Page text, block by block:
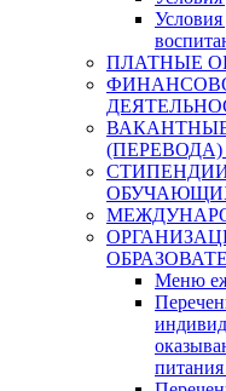
ПЛАТНЫЕ
Меню